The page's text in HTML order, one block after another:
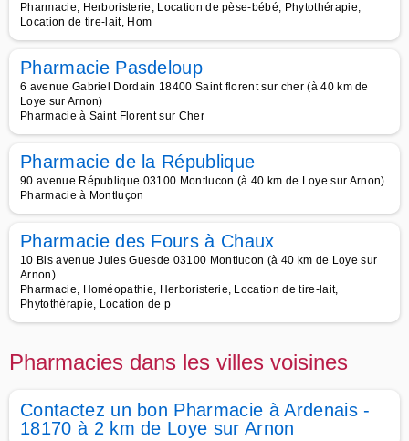
Pharmacie, Herboristerie, Location de pèse-bébé, Phytothérapie,
Location de tire-lait, Hom
Pharmacie Pasdeloup
6 avenue Gabriel Dordain 18400 Saint florent sur cher (à 40 km de
Loye sur Arnon)
Pharmacie à Saint Florent sur Cher
Pharmacie de la République
90 avenue République 03100 Montlucon (à 40 km de Loye sur Arnon)
Pharmacie à Montluçon
Pharmacie des Fours à Chaux
10 Bis avenue Jules Guesde 03100 Montlucon (à 40 km de Loye sur
Arnon)
Pharmacie, Homéopathie, Herboristerie, Location de tire-lait,
Phytothérapie, Location de p
Pharmacies dans les villes voisines
Contactez un bon Pharmacie à Ardenais -
18170 à 2 km de Loye sur Arnon